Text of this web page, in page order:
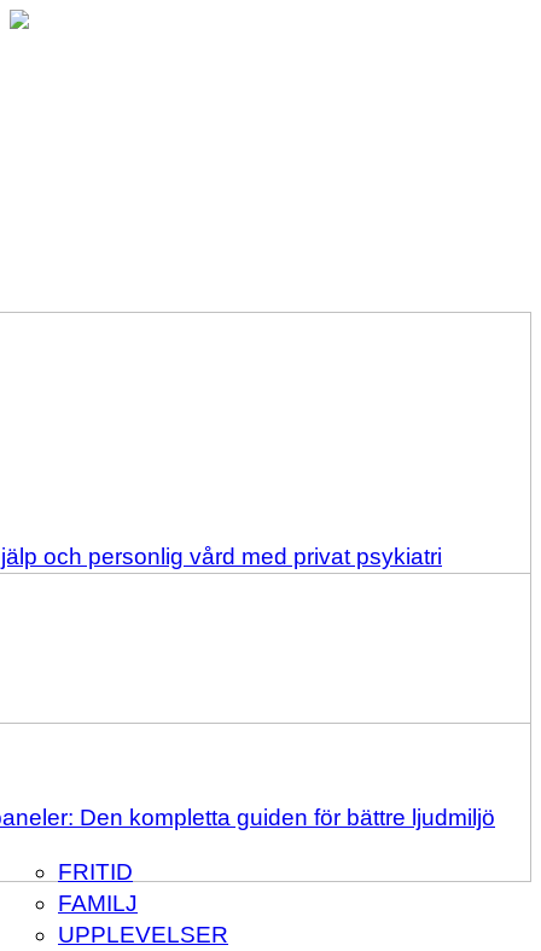
och personlig vård med privat psykiatri
Den kompletta guiden för bättre ljudmiljö
FRITID
FAMILJ
UPPLEVELSER